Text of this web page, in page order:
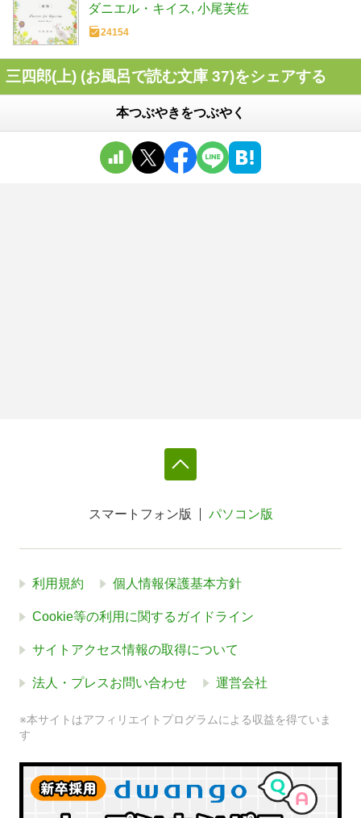
ダニエル・キイス 小尾芙佐
24154
三四郎(上) (お風呂で読む文庫 37)をシェアする
本つぶやきをつぶやく
スマートフォン版 パソコン版
利用規約 個人情報保護基本方針
Cookie等の利用に関するガイドライン
サイトアクセス情報の取得について
法人・プレスお問い合わせ 運営会社
※本サイトはアフィリエイトプログラムによる収益を得ていま
す